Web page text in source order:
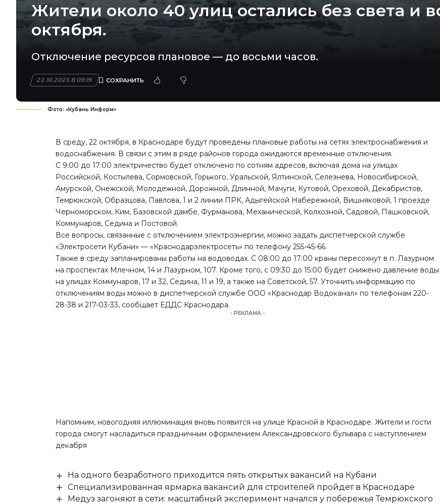
Жители около 40 улиц остались без света и
октября.
Отключение ресурсов плановое — до восьми часов.
22.10.2025 В 09:19
Фото: «Кубань Информ»
В среду, 22 октября, в Краснодаре будут проведены плановые работы на сетях электроснабжения и
водоснабжения. В связи с этим в ряде районов города ожидаются временные отключения.
С 9:00 до 17:00 электричество будет отключено по сотням адресов, включая дома на улицах
Российской, Костылева, Сормовской, Горького, Уральской, Ялтинской, Селезнева, Новосибирской,
Амурской, Онежской, Молодежной, Дорожной, Длинной, Мачуги, Кутовой, Ореховой, Декабристов,
Темрюкской, Образцова, Павлова, 1 и 2 линии ПРК, Адыгейской Набережной, Вишняковой, 1 проезде
Черноморском, Ким, Базовской дамбе, Фурманова, Механической, Колхозной, Садовой, Пашковской,
Коммунаров, Седина и Постовой.
Все вопросы, связанные с отключением электроэнергии, можно задать диспетчерской службе
«Электросети Кубани» — «Краснодарэлектросеть» по телефону 255-45-66.
Также в среду запланированы работы на водоводах. С 08:00 до 17:00 краны пересохнут в п. Лазурном
на проспектах Млечном, 14 и Лазурном, 107. Кроме того, с 09:30 до 15:00 будет снижено давление воды
на улицах Коммунаров, 17 и 32, Седина, 11 и 19, а также на Советской, 57. Уточнить информацию по
отключениям воды можно в диспетчерской службе ООО «Краснодар Водоканал» по телефонам 220-
28-38 и 217-03-33, сообщает ЕДДС Краснодара.
- РЕКЛАМА -
Напомним, новогодняя иллюминация вновь появится на улице Красной в Краснодаре. Жители и гости
города смогут насладиться праздничным оформлением Александровского бульвара с наступлением
декабря
На одного безработного приходится пять открытых вакансий на Кубани
Специализированная ярмарка вакансий для строителей пройдет в Краснодаре
Медуз загоняют в сети: масштабный эксперимент начался у побережья Темрюкского